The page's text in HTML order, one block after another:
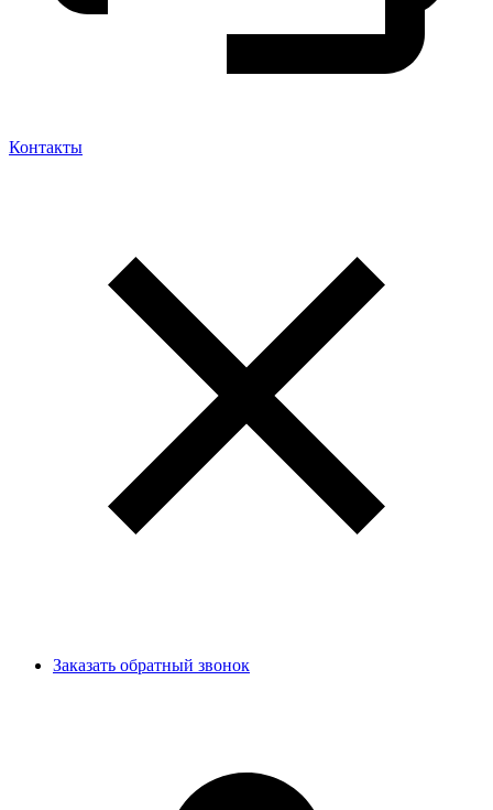
Контакты
Заказать обратный звонок